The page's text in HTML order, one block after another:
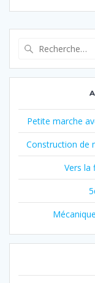
des
articles
Petite marche
Construction de
Vers la